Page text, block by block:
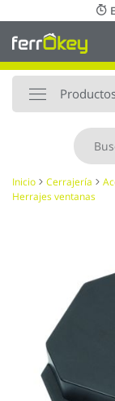
al
contenido
Inicio Cerrajería
Herrajes ventanas
imágenes